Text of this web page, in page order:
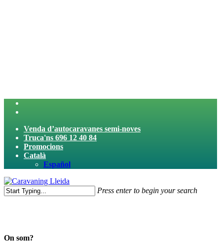
Venda d’autocaravanes semi-noves
Truca'ns 696 12 40 84
Promocions
Català
Español
search
Menu
Press enter to begin your search
On som?